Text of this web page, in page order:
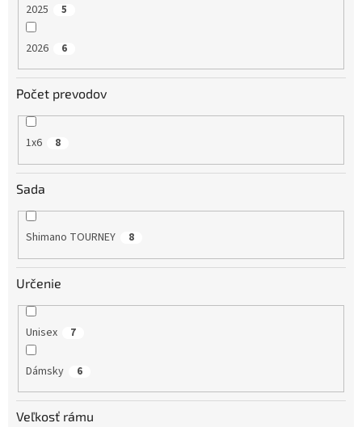
2025 5
2026 6
Počet prevodov
1x6 8
Sada
Shimano TOURNEY 8
Určenie
Unisex 7
Dámsky 6
Veľkosť rámu